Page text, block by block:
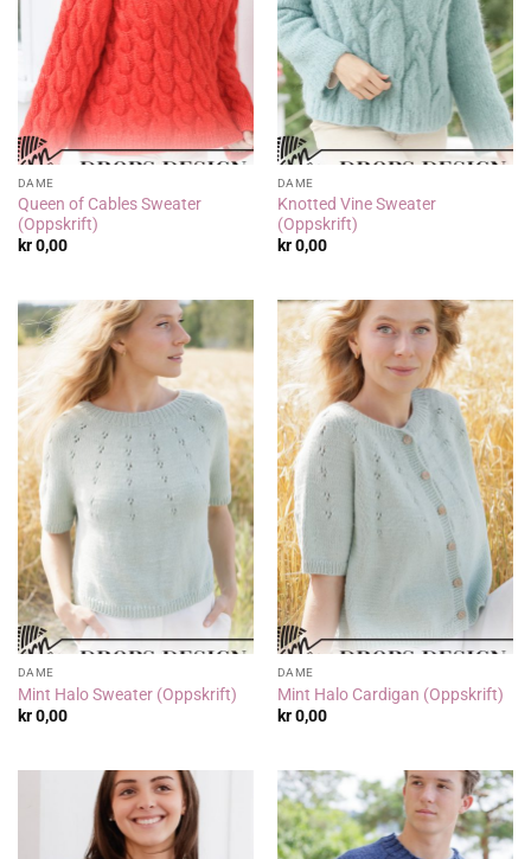
DAME
Queen of Cables Sweater
(Oppskrift)
kr0,00
DAME
Knotted Vine Sweater
(Oppskrift)
kr0,00
DAME
Mint Halo Sweater (Oppskrift)
kr0,00
DAME
Mint Halo Cardigan (Oppskrift)
kr0,00